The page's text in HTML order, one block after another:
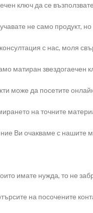
ключ да се
не само продукт,
с нас, моля
матиран звездогаечен
може да посетите
на точните
Ви очакваме с нашите
имате нужда, то не
на посочените